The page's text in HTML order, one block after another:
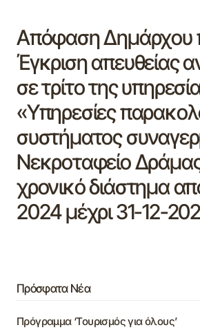
Απόφαση Δημάρχου
Έγκριση απευθείας
σε τρίτο της
«Υπηρεσίες
συστήματος
Νεκροταφείο
χρονικό διάστημα
2024 μέχρι 31-12-
Πρόσφατα Νέα
Πρόγραμμα ‘Τουρισμός για όλους’